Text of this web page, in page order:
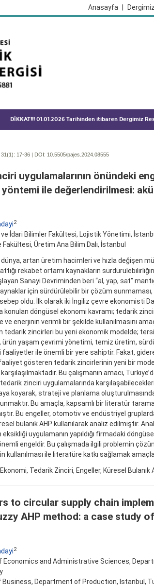
Anasayfa
DİKKAT!!! 01.01.2026 Tarihinden itibaren Dergimiz
17-36 | DOI: 10.5505/pajes.2024.08555
uygulamalarının önündeki
yöntemi ile değerlendirilmesi:
2
İdari Bilimler Fakültesi, Lojistik Yönetimi,
Üretim Ana Bilim Dalı, İstanbul
artan üretim hacimleri ve hızla değişen
rekabet ortamı kaynakların
Sanayi Devriminden beri “al, yap, sat”
için sürdürülebilir bir çözüm sunmaması,
oldu. İlk olarak iki İngiliz çevre ekonomisti
konulan döngüsel ekonomi kavramı; tedarik
enerjinin verimli bir şekilde kullanılmasını
tedarik zincirleri bu yeni ekonomik modelde;
ürün yaşam çevrimi yönetimi, temiz üretim,
ile önemli bir yere sahiptir. Fakat,
faaliyet gösteren tedarik zincirlerinin yeni bir
Bu çalışmanın amacı,
zinciri uygulamalarında
koyarak, strateji ve planlama
Bu amaçla, kapsamlı bir literatür
Bu engeller, otomotiv ve endüstriyel
bulanık AHP kullanılarak analiz edilmiştir.
uygulamanın yapıldığı firmadaki
engeldir. Bu çalışmada ilgili problemin
kullanılması ile literatüre katkı sağlamak
Tedarik Zinciri, Engeller, Küresel Bulanık
to circular supply chain
AHP method: a case study
2
Economics and Administrative Sciences,
Department of Production, Istanbul,